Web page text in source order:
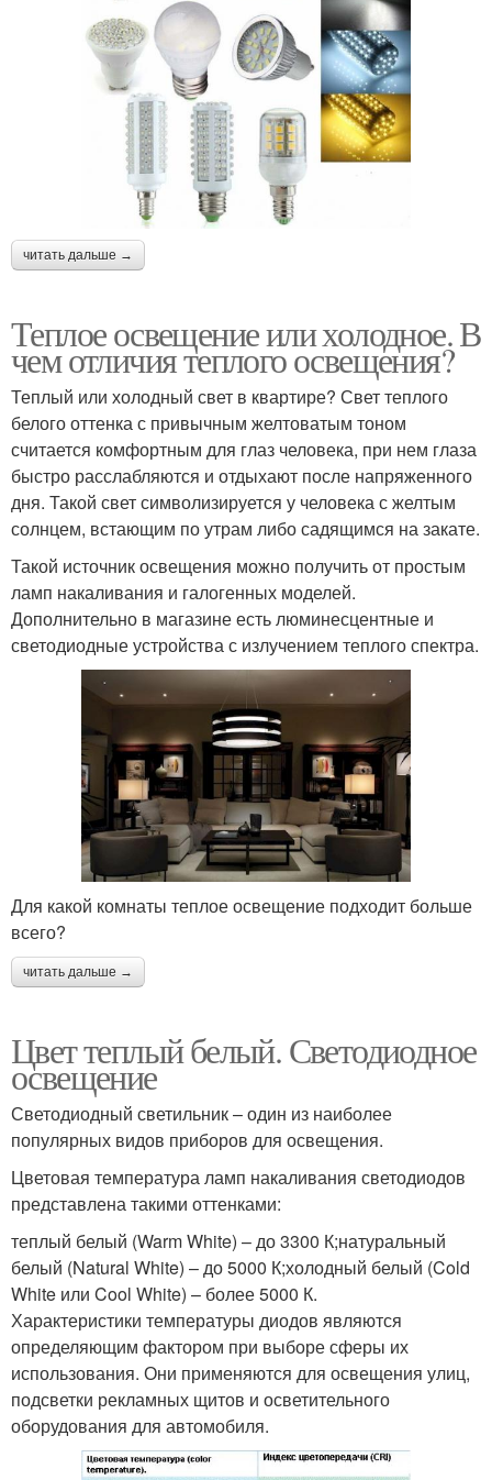
читать дальше →
Теплое освещение или холодное. В
чем отличия теплого освещения?
Теплый или холодный свет в квартире? Свет теплого
белого оттенка с привычным желтоватым тоном
считается комфортным для глаз человека, при нем глаза
быстро расслабляются и отдыхают после напряженного
дня. Такой свет символизируется у человека с желтым
солнцем, встающим по утрам либо садящимся на закате.
Такой источник освещения можно получить от простым
ламп накаливания и галогенных моделей.
Дополнительно в магазине есть люминесцентные и
светодиодные устройства с излучением теплого спектра.
Для какой комнаты теплое освещение подходит больше
всего?
читать дальше →
Цвет теплый белый. Светодиодное
освещение
Светодиодный светильник – один из наиболее
популярных видов приборов для освещения.
Цветовая температура ламп накаливания светодиодов
представлена такими оттенками:
теплый белый (Warm White) – до 3300 К;натуральный
белый (Natural White) – до 5000 К;холодный белый (Cold
White или Cool White) – более 5000 К.
Характеристики температуры диодов являются
определяющим фактором при выборе сферы их
использования. Они применяются для освещения улиц,
подсветки рекламных щитов и осветительного
оборудования для автомобиля.